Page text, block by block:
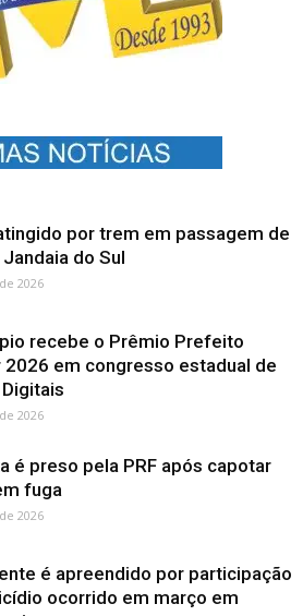
por trem em passagem de
do Sul
2026
recebe o Prêmio Prefeito
2026 em congresso estadual de
2026
é preso pela PRF após capotar
fuga
2026
é apreendido por participação
ocorrido em março em